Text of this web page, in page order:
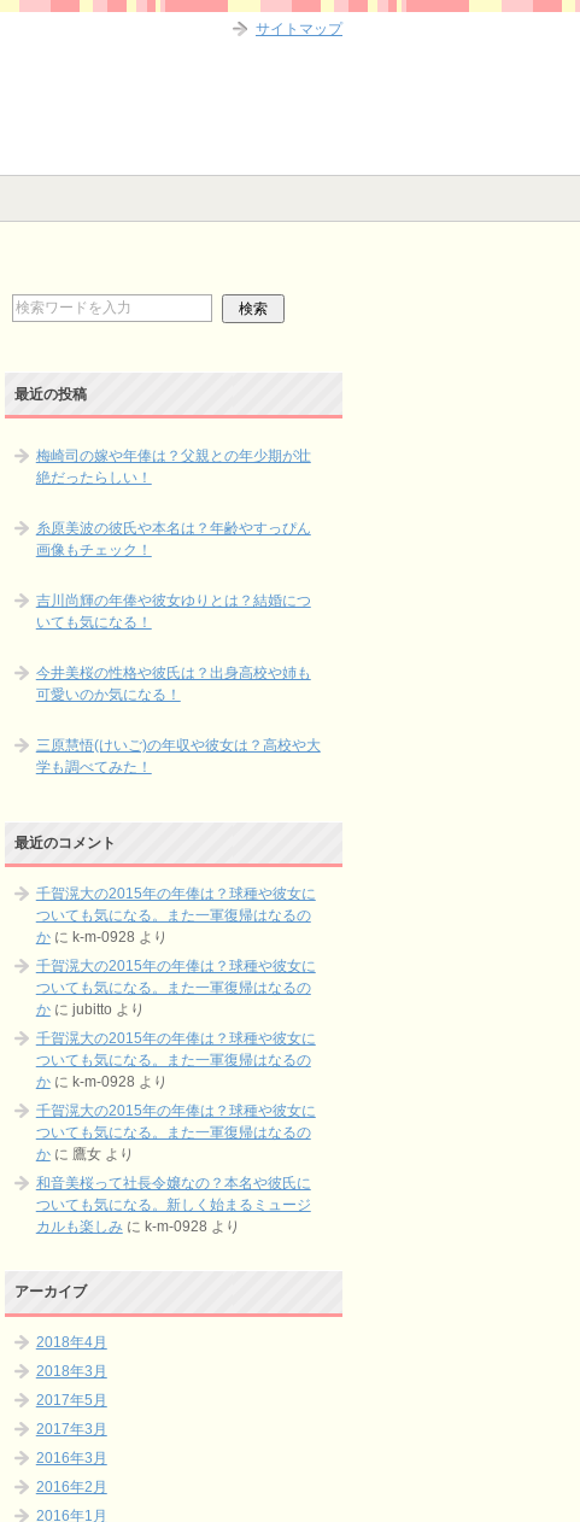
最近の投稿
梅崎司の嫁や年俸は？父親との年少期が壮
絶だったらしい！
糸原美波の彼氏や本名は？年齢やすっぴん
画像もチェック！
吉川尚輝の年俸や彼女ゆりとは？結婚につ
いても気になる！
今井美桜の性格や彼氏は？出身高校や姉も
可愛いのか気になる！
三原慧悟(けいご)の年収や彼女は？高校や大
学も調べてみた！
最近のコメント
千賀滉大の2015年の年俸は？球種や彼女に
ついても気になる。また一軍復帰はなるの
かに k-m-0928 より
千賀滉大の2015年の年俸は？球種や彼女に
ついても気になる。また一軍復帰はなるの
かに jubitto より
千賀滉大の2015年の年俸は？球種や彼女に
ついても気になる。また一軍復帰はなるの
かに k-m-0928 より
千賀滉大の2015年の年俸は？球種や彼女に
ついても気になる。また一軍復帰はなるの
かに 鷹女より
和音美桜って社長令嬢なの？本名や彼氏に
ついても気になる。新しく始まるミュージ
カルも楽しみに k-m-0928 より
アーカイブ
2018年4月
2018年3月
2017年5月
2017年3月
2016年3月
2016年2月
2016年1月
サイトマップ